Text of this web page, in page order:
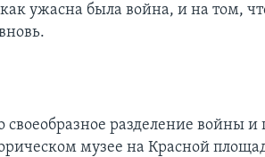
ужасна была война, и на том,
своеобразное разделение войны и
музее на Красной